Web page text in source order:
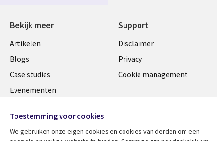
Bekijk meer
Library
Links
NETHERLANDS
Artikelen
Blogs
Case studies
Evenementen
Viewpoints
See more
Support
Legal
NETHERLANDS
Disclaimer
Privacy
Cookie management
Toestemming voor cookies
We gebruiken onze eigen cookies en cookies van derden om een ​​